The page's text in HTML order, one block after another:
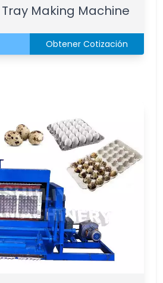
Making Machine
Obtener Cotización